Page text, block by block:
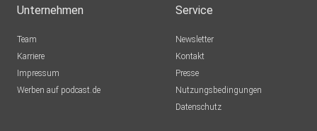
lieben. Die Einnahmen aus dem Steady-Projekt gehen
Unternehmen
Team
Karriere
Impressum
Werben auf podcast.de
Service
Newsletter
Kontakt
Presse
Nutzungsbedingungen
Datenschutz